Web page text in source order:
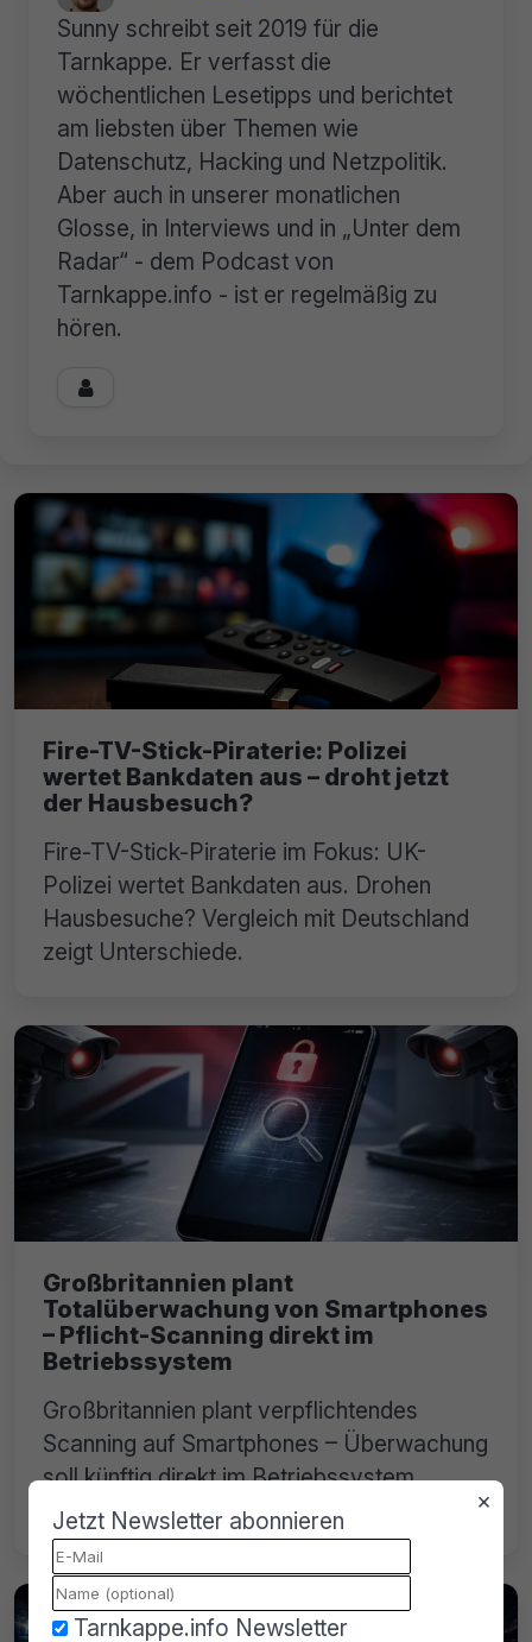
Sunny schreibt seit 2019 für die
Tarnkappe. Er verfasst die
wöchentlichen Lesetipps und berichtet
am liebsten über Themen wie
Datenschutz, Hacking und Netzpolitik.
Aber auch in unserer monatlichen
Glosse, in Interviews und in „Unter dem
Radar“ - dem Podcast von
Tarnkappe.info - ist er regelmäßig zu
hören.

Fire-TV-Stick-Piraterie: Polizei
wertet Bankdaten aus – droht jetzt
der Hausbesuch?
Fire-TV-Stick-Piraterie im Fokus: UK-
Polizei wertet Bankdaten aus. Drohen
Hausbesuche? Vergleich mit Deutschland
zeigt Unterschiede.
Großbritannien plant
Totalüberwachung von Smartphones
– Pflicht-Scanning direkt im
Betriebssystem
Großbritannien plant verpflichtendes
Scanning auf Smartphones – Überwachung
soll künftig direkt im Betriebssystem
ansetzen.
×
Jetzt Newsletter abonnieren
Tarnkappe.info Newsletter